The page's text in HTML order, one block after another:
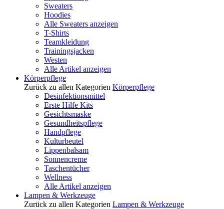
Sweaters
Hoodies
Alle Sweaters anzeigen
T-Shirts
Teamkleidung
Trainingsjacken
Westen
Alle Artikel anzeigen
Körperpflege
Zurück zu allen Kategorien Körperpflege
Desinfektionsmittel
Erste Hilfe Kits
Gesichtsmaske
Gesundheitspflege
Handpflege
Kulturbeutel
Lippenbalsam
Sonnencreme
Taschentücher
Wellness
Alle Artikel anzeigen
Lampen & Werkzeuge
Zurück zu allen Kategorien Lampen & Werkzeuge